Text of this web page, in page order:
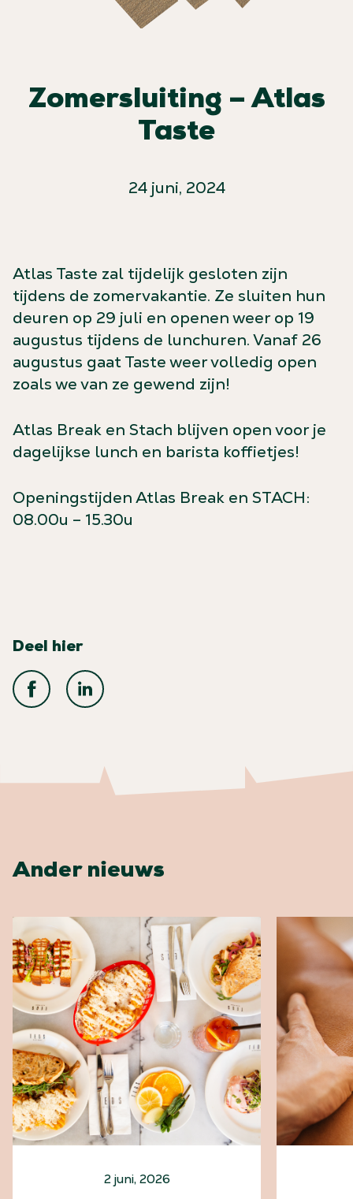
Zomersluiting – Atlas
Taste
24 juni, 2024
Atlas Taste zal tijdelijk gesloten zijn
tijdens de zomervakantie. Ze sluiten hun
deuren op 29 juli en openen weer op 19
augustus tijdens de lunchuren. Vanaf 26
augustus gaat Taste weer volledig open
zoals we van ze gewend zijn!
Atlas Break en Stach blijven open voor je
dagelijkse lunch en barista koffietjes!
Openingstijden Atlas Break en STACH:
08.00u – 15.30u
Deel hier
Ander nieuws
2 juni, 2026